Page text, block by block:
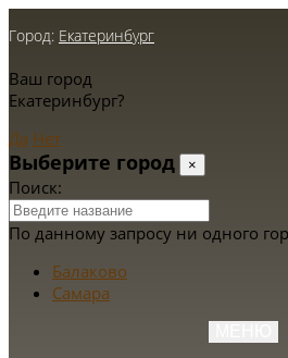
Город: Екатеринбург
Ваш город
Екатеринбург?
Да Нет
Выберите город ×
Поиск:
По данному запросу ни одного
Балаково
Самара